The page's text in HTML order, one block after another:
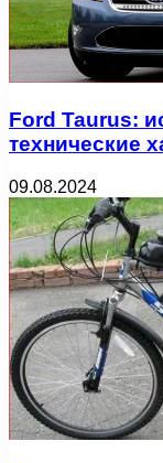
Ford Taurus:
технические
09.08.2024